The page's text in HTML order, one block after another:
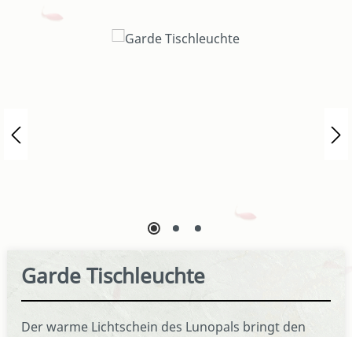
Bildergalerie überspringen
Garde Tischleuchte
Der warme Lichtschein des Lunopals bringt den